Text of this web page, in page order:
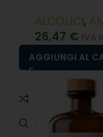
ALCOLICI,
26,47 € IVA
AGGIUNGI AL